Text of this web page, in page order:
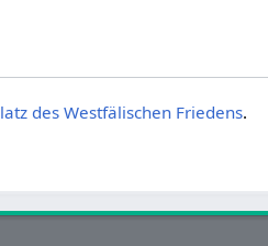
des Westfälischen Friedens.